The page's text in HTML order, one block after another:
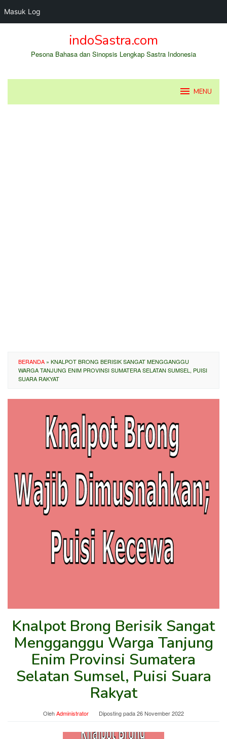
Masuk Log
indoSastra.com
Pesona Bahasa dan Sinopsis Lengkap Sastra Indonesia
MENU
BERANDA » KNALPOT BRONG BERISIK SANGAT MENGGANGGU
WARGA TANJUNG ENIM PROVINSI SUMATERA SELATAN SUMSEL, PUISI
SUARA RAKYAT
Knalpot Brong Berisik Sangat
Mengganggu Warga Tanjung
Enim Provinsi Sumatera
Selatan Sumsel, Puisi Suara
Rakyat
OlehAdministrator Diposting pada26 November 2022